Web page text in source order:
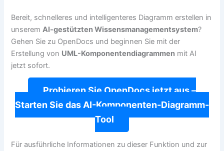
Bereit, schnelleres und intelligenteres Diagramm erstellen in
unseremAI-gestützten Wissensmanagementsystem?
Gehen Sie zu OpenDocs und beginnen Sie mit der
Erstellung von UML-Komponentendiagrammen mit AI
jetzt sofort.
Probieren Sie OpenDocs jetzt aus –
Starten Sie das AI-Komponenten-Diagramm-
Tool
Für ausführliche Informationen zu dieser Funktion und zur